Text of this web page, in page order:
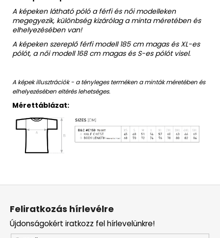
A képeken látható póló a férfi és női modelleken
megegyezik, különbség kizárólag a minta méretében és
elhelyezésében van!
A képeken szereplő férfi modell 185 cm magas és XL-es
pólót, a női modell 168 cm magas és S-es pólót visel.
A képek illusztrációk - a tényleges terméken a minták méretében és
elhelyezésében eltérés lehetséges.
Mérettáblázat:
L
Feliratkozás hírlevélre
Újdonságokért iratkozz fel hírlevelünkre!